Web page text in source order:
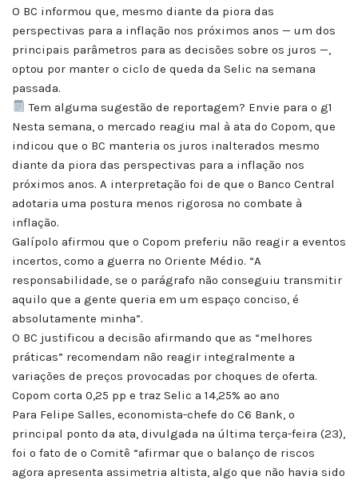
O BC informou que, mesmo diante da piora das
perspectivas para a inflação nos próximos anos — um dos
principais parâmetros para as decisões sobre os juros —,
optou por manter o ciclo de queda da Selic na semana
passada.
Tem alguma sugestão de reportagem? Envie para o g1
Nesta semana, o mercado reagiu mal à ata do Copom, que
indicou que o BC manteria os juros inalterados mesmo
diante da piora das perspectivas para a inflação nos
próximos anos. A interpretação foi de que o Banco Central
adotaria uma postura menos rigorosa no combate à
inflação.
Galípolo afirmou que o Copom preferiu não reagir a eventos
incertos, como a guerra no Oriente Médio. “A
responsabilidade, se o parágrafo não conseguiu transmitir
aquilo que a gente queria em um espaço conciso, é
absolutamente minha”.
O BC justificou a decisão afirmando que as “melhores
práticas” recomendam não reagir integralmente a
variações de preços provocadas por choques de oferta.
Copom corta 0,25 pp e traz Selic a 14,25% ao ano
Para Felipe Salles, economista-chefe do C6 Bank, o
principal ponto da ata, divulgada na última terça-feira (23),
foi o fato de o Comitê “afirmar que o balanço de riscos
agora apresenta assimetria altista, algo que não havia sido